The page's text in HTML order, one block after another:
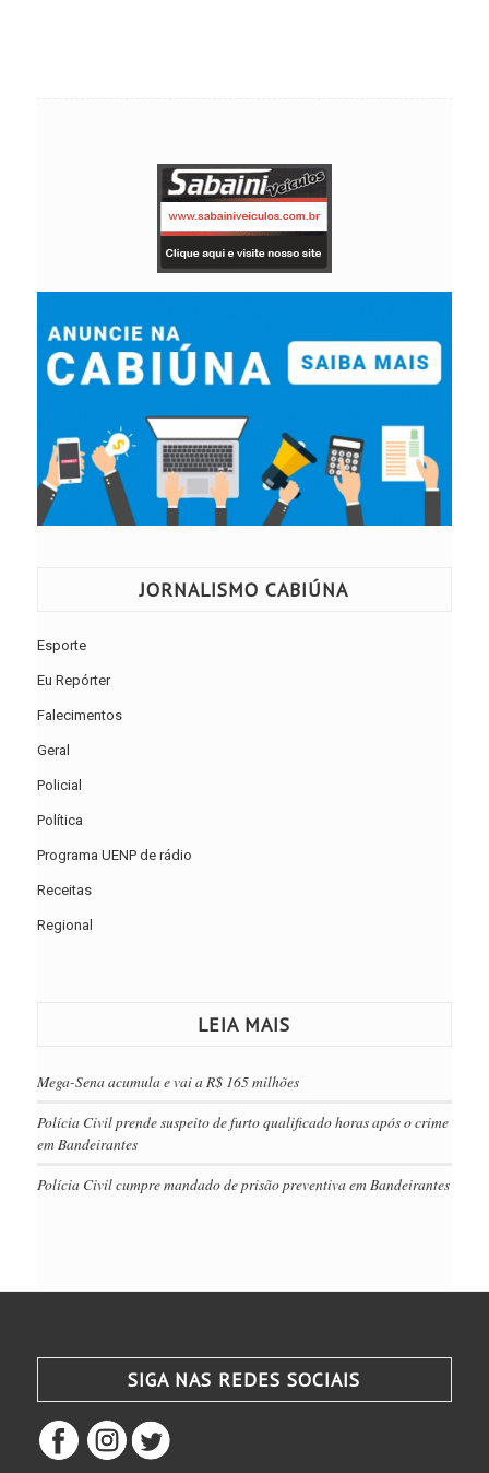
JORNALISMO CABIÚNA
Esporte
Eu Repórter
Falecimentos
Geral
Policial
Política
Programa UENP de rádio
Receitas
Regional
LEIA MAIS
Mega-Sena acumula e vai a R$ 165 milhões
Polícia Civil prende suspeito de furto qualificado horas após o crime
em Bandeirantes
Polícia Civil cumpre mandado de prisão preventiva em Bandeirantes
SIGA NAS REDES SOCIAIS